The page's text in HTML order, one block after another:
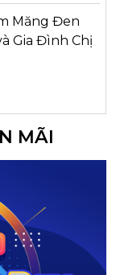
Măng Đen
Gia Đình Chị
MÃI